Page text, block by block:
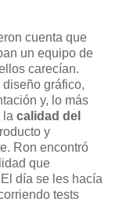
cuenta que
un equipo de
carecían.
gráfico,
y, lo más
la calidad del
y
Ron encontró
que
día se les hacía
tests